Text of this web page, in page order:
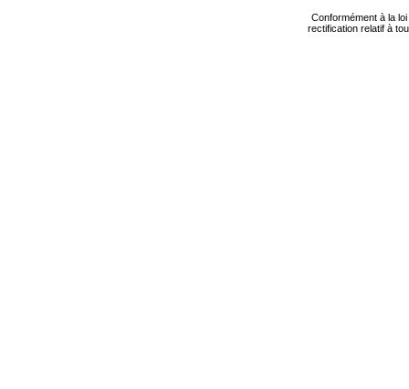
Conformément à la
rectification relatif à